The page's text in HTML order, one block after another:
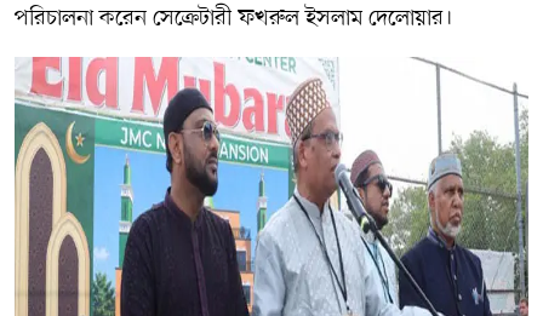
পরিচালনা করেন সেক্রেটারী ফখরুল ইসলাম দেলোয়ার।